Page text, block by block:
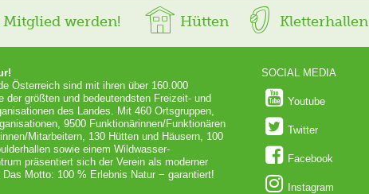
Mitglied werden! Hütten Kletterhallen
Österreich sind mit ihren über 160.000
der größten und bedeutendsten Freizeit- und
des Landes. Mit 460 Ortsgruppen,
9500 Funktionärinnen/Funktionären
Mitarbeitern, 130 Hütten und Häusern, 100
sowie einem Wildwasser-
präsentiert sich der Verein als moderner
Das Motto: 100 % Erlebnis Natur − garantiert!
SOCIAL MEDIA
Youtube
Twitter
Facebook
Instagram